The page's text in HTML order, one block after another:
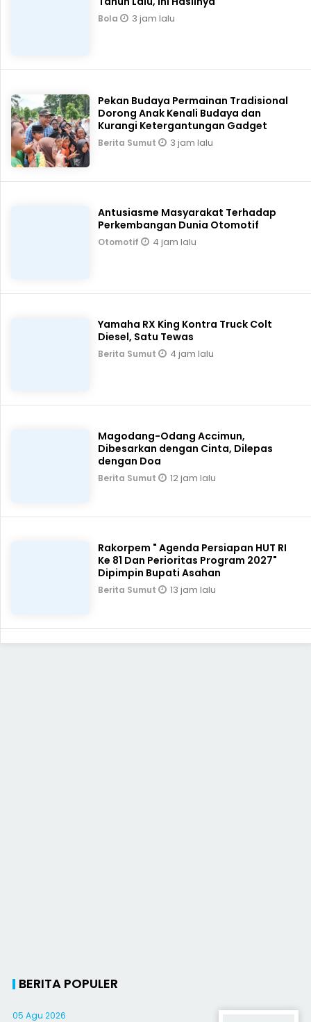
Bola 3 jam lalu
Pekan Budaya Permainan Tradisional
Dorong Anak Kenali Budaya dan
Kurangi Ketergantungan Gadget
Berita Sumut 3 jam lalu
Antusiasme Masyarakat Terhadap
Perkembangan Dunia Otomotif
Otomotif 4 jam lalu
Yamaha RX King Kontra Truck Colt
Diesel, Satu Tewas
Berita Sumut 4 jam lalu
Magodang-Odang Accimun,
Dibesarkan dengan Cinta, Dilepas
dengan Doa
Berita Sumut 12 jam lalu
Rakorpem " Agenda Persiapan HUT RI
Ke 81 Dan Perioritas Program 2027"
Dipimpin Bupati Asahan
Berita Sumut 13 jam lalu
BERITA POPULER
05 Agu 2026